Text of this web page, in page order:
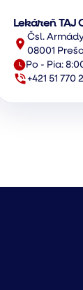
Lekáreň TAJ
Čsl.
08001
Po - Pia:
+421 51 770